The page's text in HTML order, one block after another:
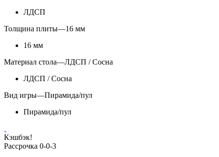
ЛДСП
Толщина плиты—16 мм
16 мм
Материал стола—ЛДСП / Сосна
ЛДСП / Сосна
Вид игры—Пирамида/пул
Пирамида/пул
Кэшбэк!
Рассрочка 0-0-3